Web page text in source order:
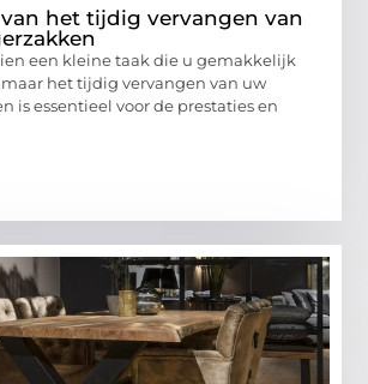
het tijdig vervangen van
een kleine taak die u gemakkelijk
het tijdig vervangen van uw
is essentieel voor de prestaties en